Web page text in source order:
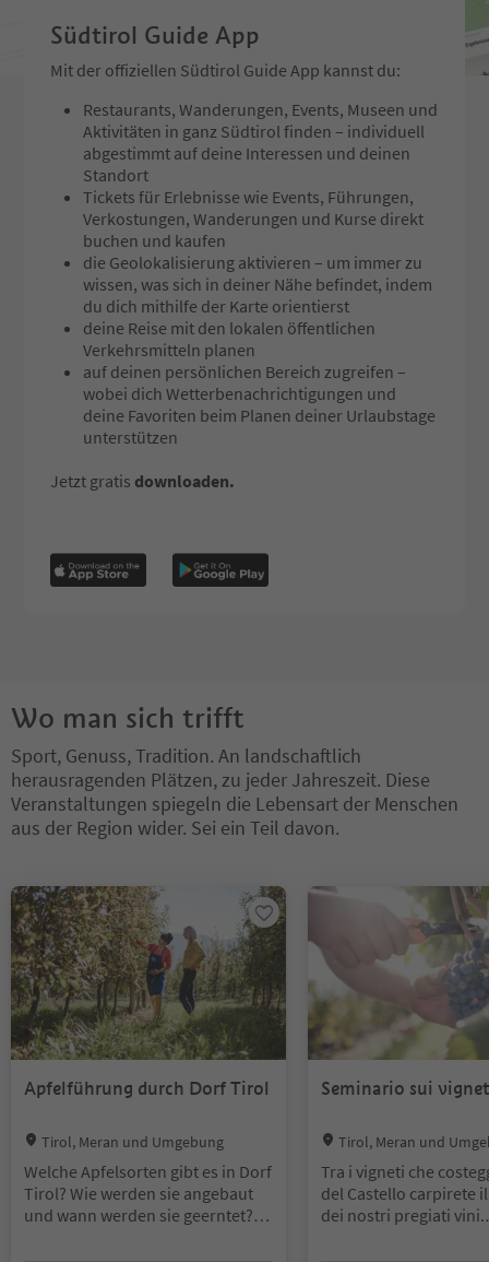
nstigen Bewirtschaftung der steile
Südtirol Guide App
Mit der offiziellen Südtirol Guide App kannst du:
Restaurants, Wanderungen, Events, Museen und
Aktivitäten in ganz Südtirol finden – individuell
abgestimmt auf deine Interessen und deinen
Standort
Tickets für Erlebnisse wie Events, Führungen,
Verkostungen, Wanderungen und Kurse direkt
buchen und kaufen
die Geolokalisierung aktivieren – um immer zu
wissen, was sich in deiner Nähe befindet, indem
du dich mithilfe der Karte orientierst
deine Reise mit den lokalen öffentlichen
Verkehrsmitteln planen
auf deinen persönlichen Bereich zugreifen –
wobei dich Wetterbenachrichtigungen und
deine Favoriten beim Planen deiner Urlaubstage
unterstützen
Jetzt gratis downloaden.
Wo man sich trifft
Sport, Genuss, Tradition. An landschaftlich
herausragenden Plätzen, zu jeder Jahreszeit. Diese
Veranstaltungen spiegeln die Lebensart der Menschen
aus der Region wider. Sei ein Teil davon.
Apfelführung durch Dorf Tirol
Location:
Tirol, Meran und Umgebung
Welche Apfelsorten gibt es in Dorf
Tirol? Wie werden sie angebaut
und wann werden sie geerntet?
Seminario sui
Location:
Tirol, Meran und
Tra i vigneti che
del Castello carpirete
dei nostri pregiati vini.